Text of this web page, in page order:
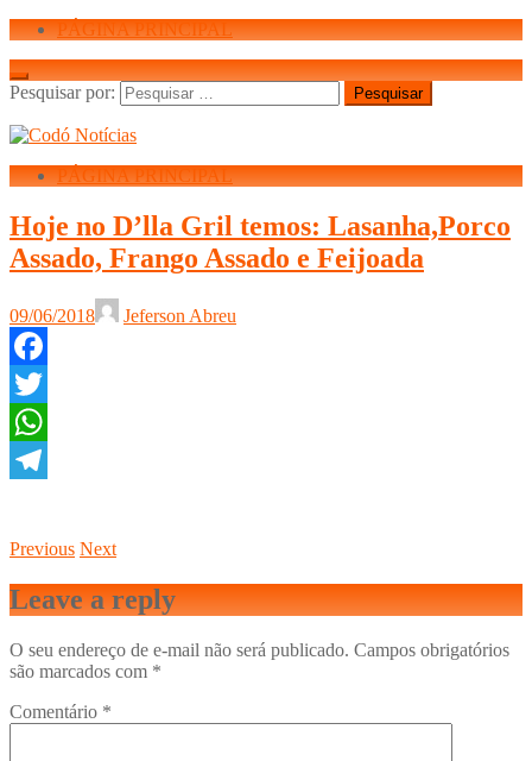
PÁGINA PRINCIPAL
Pesquisar por:
PÁGINA PRINCIPAL
Hoje no D’lla Gril temos: Lasanha,Porco
Assado, Frango Assado e Feijoada
09/06/2018 Jeferson Abreu
Facebook
Twitter
WhatsApp
Previous Next
Leave a reply
O seu endereço de e-mail não será publicado. Campos obrigatórios
são marcados com *
Comentário *